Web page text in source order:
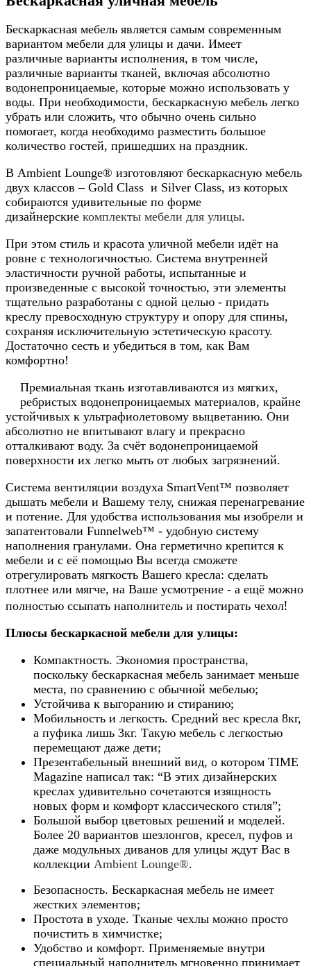
Бескаркасная мебель является самым современным
вариантом мебели для улицы и дачи. Имеет
различные варианты исполнения, в том числе,
различные варианты тканей, включая абсолютно
водонепроницаемые, которые можно использовать у
воды. При необходимости, бескаркасную мебель легко
убрать или сложить, что обычно очень сильно
помогает, когда необходимо разместить большое
количество гостей, пришедших на праздник.
В Ambient Lounge® изготовляют бескаркасную мебель
двух классов – Gold Class и Silver Class, из которых
собираются удивительные по форме
дизайнерские комплекты мебели для улицы.
При этом стиль и красота уличной мебели идёт на
ровне с технологичностью. Система внутренней
эластичности ручной работы, испытанные и
произведенные с высокой точностью, эти элементы
тщательно разработаны с одной целью - придать
креслу превосходную структуру и опору для спины,
сохраняя исключительную эстетическую красоту.
Достаточно сесть и убедиться в том, как Вам
комфортно!
Премиальная ткань изготавливаются из мягких,
ребристых водонепроницаемых материалов, крайне
устойчивых к ультрафиолетовому выцветанию. Они
абсолютно не впитывают влагу и прекрасно
отталкивают воду. За счёт водонепроницаемой
поверхности их легко мыть от любых загрязнений.
Система вентиляции воздуха SmartVent™ позволяет
дышать мебели и Вашему телу, снижая перенагревание
и потение. Для удобства использования мы изобрели и
запатентовали Funnelweb™ - удобную систему
наполнения гранулами. Она герметично крепится к
мебели и с её помощью Вы всегда сможете
отрегулировать мягкость Вашего кресла: сделать
плотнее или мягче, на Ваше усмотрение - а ещё можно
полностью ссыпать наполнитель и постирать чехол!
Плюсы бескаркасной мебели для улицы:
Компактность. Экономия пространства,
поскольку бескаркасная мебель занимает меньше
места, по сравнению с обычной мебелью;
Устойчива к выгоранию и стиранию;
Мобильность и легкость. Средний вес кресла 8кг,
а пуфика лишь 3кг. Такую мебель с легкостью
перемещают даже дети;
Презентабельный внешний вид, о котором TIME
Magazine написал так: “В этих дизайнерских
креслах удивительно сочетаются изящность
новых форм и комфорт классического стиля”;
Большой выбор цветовых решений и моделей.
Более 20 вариантов шезлонгов, кресел, пуфов и
даже модульных диванов для улицы ждут Вас в
коллекции Ambient Lounge®.
Безопасность. Бескаркасная мебель не имеет
жестких элементов;
Простота в уходе. Тканые чехлы можно просто
почистить в химчистке;
Удобство и комфорт. Применяемые внутри
специальный наполнитель мгновенно принимает